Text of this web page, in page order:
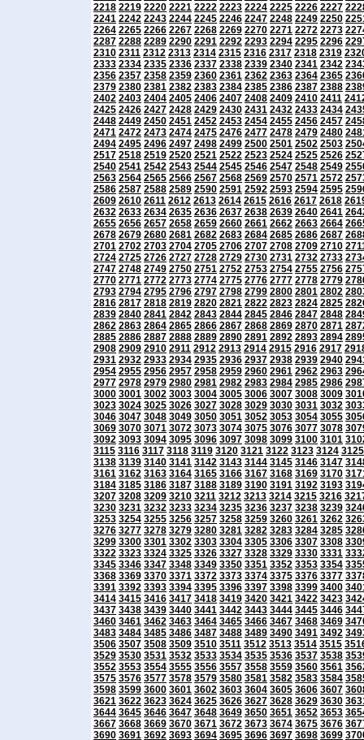
2218 2219 2220 2221 2222 2223 2224 2225 2226 2227
2241 2242 2243 2244 2245 2246 2247 2248 2249 2250
2264 2265 2266 2267 2268 2269 2270 2271 2272 2273
2287 2288 2289 2290 2291 2292 2293 2294 2295 2296
2310 2311 2312 2313 2314 2315 2316 2317 2318 2319
2333 2334 2335 2336 2337 2338 2339 2340 2341 2342
2356 2357 2358 2359 2360 2361 2362 2363 2364 2365
2379 2380 2381 2382 2383 2384 2385 2386 2387 2388
2402 2403 2404 2405 2406 2407 2408 2409 2410 2411
2425 2426 2427 2428 2429 2430 2431 2432 2433 2434
2448 2449 2450 2451 2452 2453 2454 2455 2456 2457
2471 2472 2473 2474 2475 2476 2477 2478 2479 2480
2494 2495 2496 2497 2498 2499 2500 2501 2502 2503
2517 2518 2519 2520 2521 2522 2523 2524 2525 2526
2540 2541 2542 2543 2544 2545 2546 2547 2548 2549
2563 2564 2565 2566 2567 2568 2569 2570 2571 2572
2586 2587 2588 2589 2590 2591 2592 2593 2594 2595
2609 2610 2611 2612 2613 2614 2615 2616 2617 2618
2632 2633 2634 2635 2636 2637 2638 2639 2640 2641
2655 2656 2657 2658 2659 2660 2661 2662 2663 2664
2678 2679 2680 2681 2682 2683 2684 2685 2686 2687
2701 2702 2703 2704 2705 2706 2707 2708 2709 2710
2724 2725 2726 2727 2728 2729 2730 2731 2732 2733
2747 2748 2749 2750 2751 2752 2753 2754 2755 2756
2770 2771 2772 2773 2774 2775 2776 2777 2778 2779
2793 2794 2795 2796 2797 2798 2799 2800 2801 2802
2816 2817 2818 2819 2820 2821 2822 2823 2824 2825
2839 2840 2841 2842 2843 2844 2845 2846 2847 2848
2862 2863 2864 2865 2866 2867 2868 2869 2870 2871
2885 2886 2887 2888 2889 2890 2891 2892 2893 2894
2908 2909 2910 2911 2912 2913 2914 2915 2916 2917
2931 2932 2933 2934 2935 2936 2937 2938 2939 2940
2954 2955 2956 2957 2958 2959 2960 2961 2962 2963
2977 2978 2979 2980 2981 2982 2983 2984 2985 2986
3000 3001 3002 3003 3004 3005 3006 3007 3008 3009
3023 3024 3025 3026 3027 3028 3029 3030 3031 3032
3046 3047 3048 3049 3050 3051 3052 3053 3054 3055
3069 3070 3071 3072 3073 3074 3075 3076 3077 3078
3092 3093 3094 3095 3096 3097 3098 3099 3100 3101
3115 3116 3117 3118 3119 3120 3121 3122 3123 3124 3125
3138 3139 3140 3141 3142 3143 3144 3145 3146 3147
3161 3162 3163 3164 3165 3166 3167 3168 3169 3170
3184 3185 3186 3187 3188 3189 3190 3191 3192 3193
3207 3208 3209 3210 3211 3212 3213 3214 3215 3216
3230 3231 3232 3233 3234 3235 3236 3237 3238 3239
3253 3254 3255 3256 3257 3258 3259 3260 3261 3262
3276 3277 3278 3279 3280 3281 3282 3283 3284 3285
3299 3300 3301 3302 3303 3304 3305 3306 3307 3308
3322 3323 3324 3325 3326 3327 3328 3329 3330 3331
3345 3346 3347 3348 3349 3350 3351 3352 3353 3354
3368 3369 3370 3371 3372 3373 3374 3375 3376 3377
3391 3392 3393 3394 3395 3396 3397 3398 3399 3400
3414 3415 3416 3417 3418 3419 3420 3421 3422 3423
3437 3438 3439 3440 3441 3442 3443 3444 3445 3446
3460 3461 3462 3463 3464 3465 3466 3467 3468 3469
3483 3484 3485 3486 3487 3488 3489 3490 3491 3492
3506 3507 3508 3509 3510 3511 3512 3513 3514 3515
3529 3530 3531 3532 3533 3534 3535 3536 3537 3538
3552 3553 3554 3555 3556 3557 3558 3559 3560 3561
3575 3576 3577 3578 3579 3580 3581 3582 3583 3584
3598 3599 3600 3601 3602 3603 3604 3605 3606 3607
3621 3622 3623 3624 3625 3626 3627 3628 3629 3630
3644 3645 3646 3647 3648 3649 3650 3651 3652 3653
3667 3668 3669 3670 3671 3672 3673 3674 3675 3676
3690 3691 3692 3693 3694 3695 3696 3697 3698 3699